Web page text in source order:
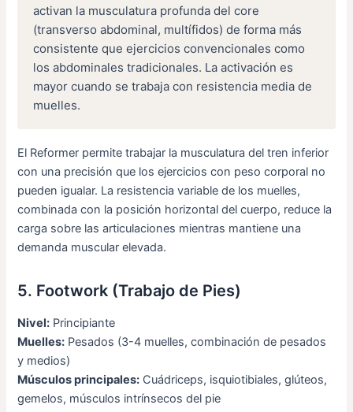
activan la musculatura profunda del core
(transverso abdominal, multífidos) de forma más
consistente que ejercicios convencionales como
los abdominales tradicionales. La activación es
mayor cuando se trabaja con resistencia media de
muelles.
El Reformer permite trabajar la musculatura del tren inferior
con una precisión que los ejercicios con peso corporal no
pueden igualar. La resistencia variable de los muelles,
combinada con la posición horizontal del cuerpo, reduce la
carga sobre las articulaciones mientras mantiene una
demanda muscular elevada.
5. Footwork (Trabajo de Pies)
Nivel: Principiante
Muelles: Pesados (3-4 muelles, combinación de pesados
y medios)
Músculos principales: Cuádriceps, isquiotibiales, glúteos,
gemelos, músculos intrínsecos del pie